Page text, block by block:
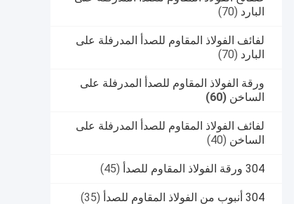
البارد (70)
لفائف الفولاذ المقاوم للصدأ المدرفلة على
البارد (70)
ورقة الفولاذ المقاوم للصدأ المدرفلة على
الساخن (60)
لفائف الفولاذ المقاوم للصدأ المدرفلة على
الساخن (40)
304 ورقة الفولاذ المقاوم للصدأ (45)
304 أنبوب من الفولاذ المقاوم للصدأ (35)